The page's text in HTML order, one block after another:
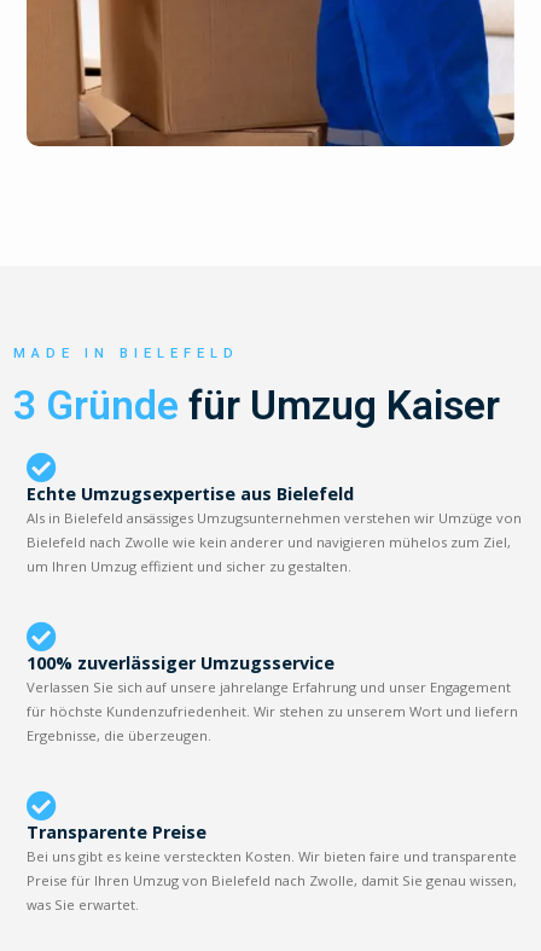
MADE IN BIELEFELD
3 Gründe für Umzug Kaiser
Echte Umzugsexpertise aus Bielefeld
Als in Bielefeld ansässiges Umzugsunternehmen verstehen wir Umzüge von
Bielefeld nach Zwolle wie kein anderer und navigieren mühelos zum Ziel,
um Ihren Umzug effizient und sicher zu gestalten.
100% zuverlässiger Umzugsservice
Verlassen Sie sich auf unsere jahrelange Erfahrung und unser Engagement
für höchste Kundenzufriedenheit. Wir stehen zu unserem Wort und liefern
Ergebnisse, die überzeugen.
Transparente Preise
Bei uns gibt es keine versteckten Kosten. Wir bieten faire und transparente
Preise für Ihren Umzug von Bielefeld nach Zwolle, damit Sie genau wissen,
was Sie erwartet.